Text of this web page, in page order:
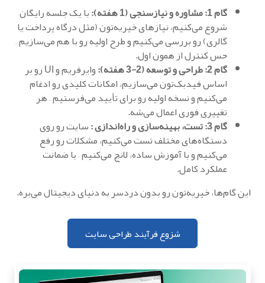
گام 1: مشاوره و نیازسنجی (1 هفته):
با یک جلسه رایگان
شروع می‌کنیم، نیازهای خیریه‌تون (مثل درگاه پرداخت یا
گالری) رو بررسی می‌کنیم و طرح اولیه رو با هم می‌سازیم –
حس کنترل از همون اول.
گام 2: طراحی و توسعه (2-3 هفته): وایرفریم و UI رو بر
اساس فیدبک‌تون می‌سازیم، امکانات کلیدی رو ادغام
می‌کنیم و نسخه اولیه رو برای تأیید می‌فرستیم – هر
تغییری فوری اعمال می‌شه.
گام 3: تست، بهینه‌سازی و راه‌اندازی : سایت رو روی
دستگاه‌های مختلف تست می‌کنیم، مشکلات رو رفع
می‌کنیم و با آموزش ساده، لانچ می‌کنیم – با ضمانت
عملکرد کامل.
این گام‌ها، خیریه‌تون رو بدون دردسر به دنیای دیجیتال می‌بره.
شزوع فرآیند طراحی سایت